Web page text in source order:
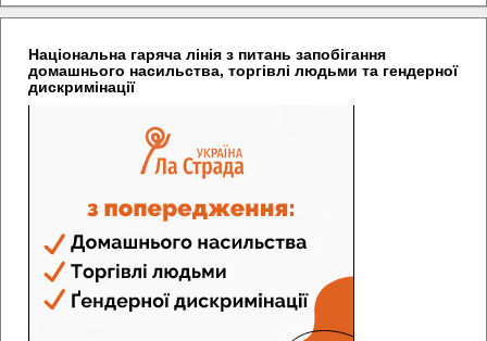
Національна гаряча лінія з питань запобігання
домашнього насильства, торгівлі людьми та гендерної
дискримінації